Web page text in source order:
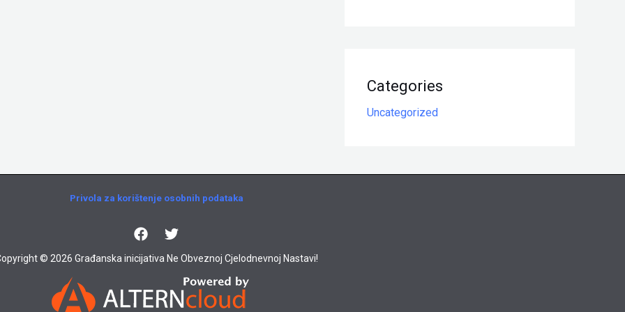
Categories
Uncategorized
Privola za korištenje osobnih podataka
© 2026 Građanska inicijativa Ne Obveznoj Cjelodnevnoj Nastavi!